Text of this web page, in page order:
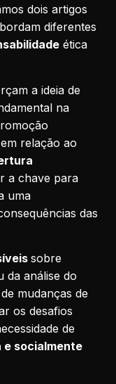
dois artigos
diferentes
ética
a ideia de
na
relação ao
a chave para
uma
das
sobre
da análise do
mudanças de
os desafios
de
socialmente